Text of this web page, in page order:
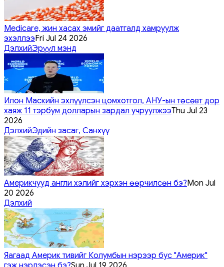
Medicare, жин хасах эмийг даатгалд хамруулж
эхэллээFri Jul 24 2026
ДэлхийЭрүүл мэнд
Илон Маскийн эхлүүлсэн цомхотгол, АНУ-ын төсөвт дор
хаяж 11 тэрбум долларын зардал учруулжээThu Jul 23
2026
ДэлхийЭдийн засаг, Санхүү
Америкчууд англи хэлийг хэрхэн өөрчилсөн бэ?Mon Jul
20 2026
Дэлхий
Яагаад Америк тивийг Колумбын нэрээр бус "Америк"